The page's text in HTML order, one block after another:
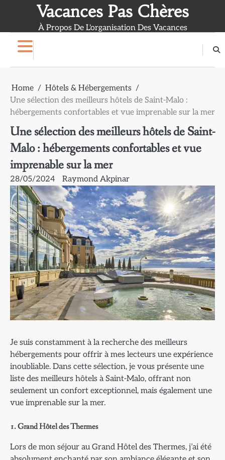
Vacances Pas Chères
À Propos De L'organisation Des Vacances
Home
Hôtels & Hébergements
Une sélection des meilleurs hôtels de Saint-Malo :
hébergements confortables et vue imprenable sur la mer
Une sélection des meilleurs hôtels de Saint-
Malo : hébergements confortables et vue
imprenable sur la mer
28/05/2024 Raymond Akpinar
Je suis constamment à la recherche des meilleurs
hébergements pour offrir à mes lecteurs une expérience
inoubliable. Dans cette sélection, je vous présente une
liste des meilleurs hôtels à Saint-Malo, offrant non
seulement un confort exceptionnel, mais également une
vue imprenable sur la mer.
1. Grand Hôtel des Thermes
Lors de mon séjour au Grand Hôtel des Thermes, j’ai été